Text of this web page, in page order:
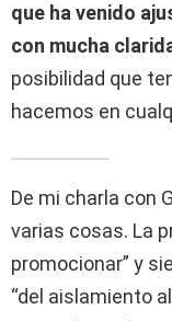
que ha venido
con mucha
posibilidad que
hacemos en
De mi charla con
varias cosas. La
promocionar” y
“del aislamiento